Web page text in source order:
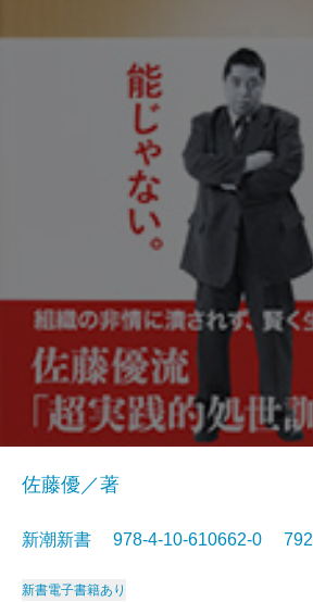
佐藤優／著
新潮新書 978-4-10-610662-0
新書電子書籍あり